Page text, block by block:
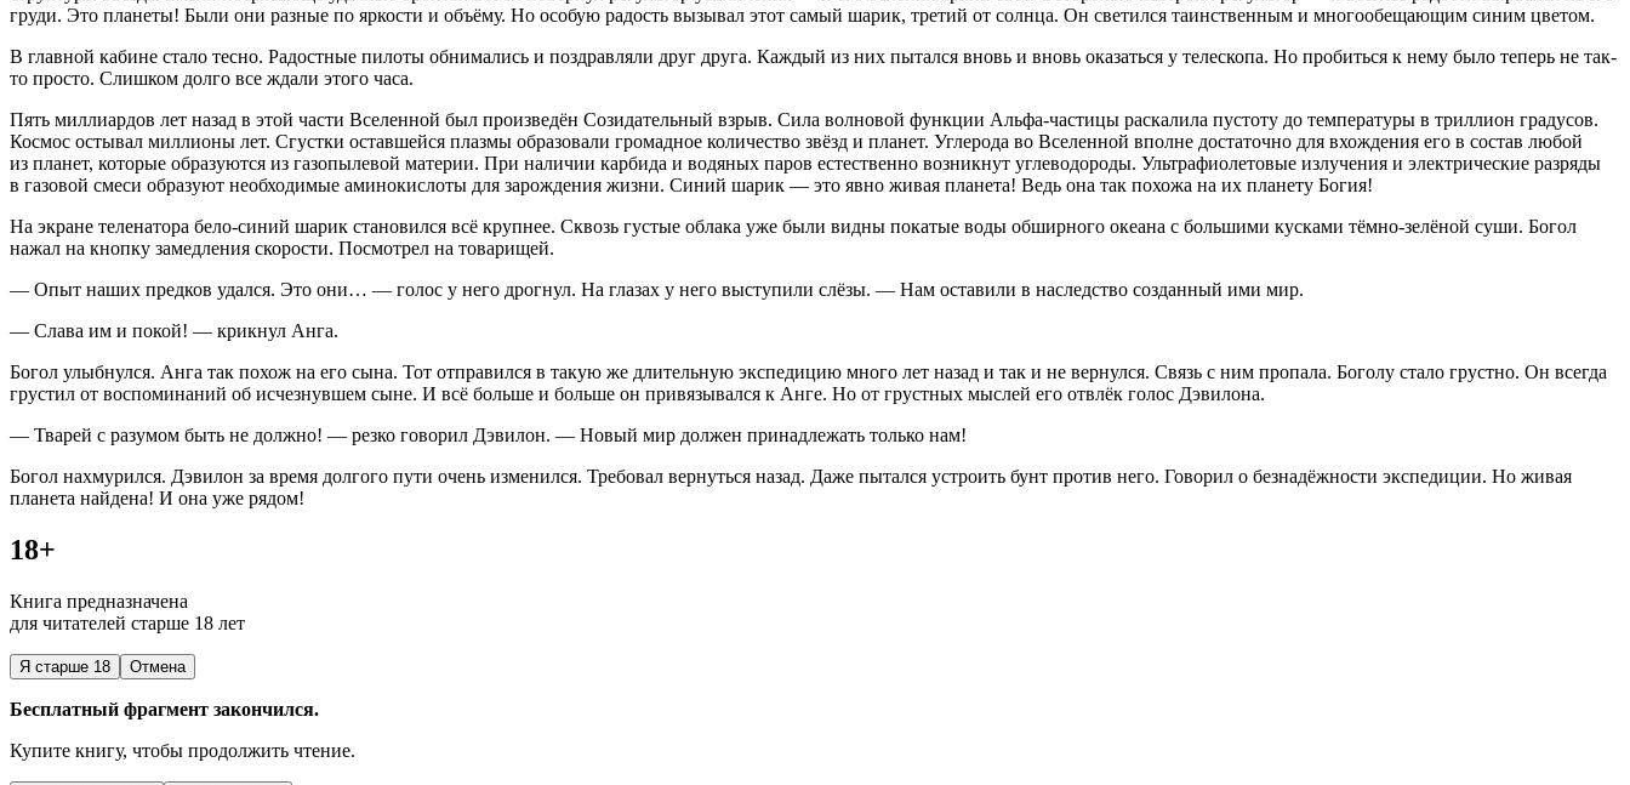
груди. Это планеты! Были они разные по яркости и объёму. Но особую радость вызывал этот самый шарик, третий от солнца. Он светился таинственным и многообещающим синим цветом.
В главной кабине стало тесно. Радостные пилоты обнимались и поздравляли друг друга. Каждый из них пытался вновь и вновь оказаться у телескопа. Но пробиться к нему было теперь не так-
то просто. Слишком долго все ждали этого часа.
Пять миллиардов лет назад в этой части Вселенной был произведён Созидательный взрыв. Сила волновой функции Альфа-частицы раскалила пустоту до температуры в триллион градусов.
Космос остывал миллионы лет. Сгустки оставшейся плазмы образовали громадное количество звёзд и планет. Углерода во Вселенной вполне достаточно для вхождения его в состав любой
из планет, которые образуются из газопылевой материи. При наличии карбида и водяных паров естественно возникнут углеводороды. Ультрафиолетовые излучения и электрические разряды
в газовой смеси образуют необходимые аминокислоты для зарождения жизни. Синий шарик — это явно живая планета! Ведь она так похожа на их планету Богия!
На экране теленатора бело-синий шарик становился всё крупнее. Сквозь густые облака уже были видны покатые воды обширного океана с большими кусками тёмно-зелёной суши. Богол
нажал на кнопку замедления скорости. Посмотрел на товарищей.
— Опыт наших предков удался. Это они… — голос у него дрогнул. На глазах у него выступили слёзы. — Нам оставили в наследство созданный ими мир.
— Слава им и покой! — крикнул Анга.
Богол улыбнулся. Анга так похож на его сына. Тот отправился в такую же длительную экспедицию много лет назад и так и не вернулся. Связь с ним пропала. Боголу стало грустно. Он всегда
грустил от воспоминаний об исчезнувшем сыне. И всё больше и больше он привязывался к Анге. Но от грустных мыслей его отвлёк голос Дэвилона.
— Тварей с разумом быть не должно! — резко говорил Дэвилон. — Новый мир должен принадлежать только нам!
Богол нахмурился. Дэвилон за время долгого пути очень изменился. Требовал вернуться назад. Даже пытался устроить бунт против него. Говорил о безнадёжности экспедиции. Но живая
планета найдена! И она уже рядом!
18+
Книга предназначена
для читателей старше 18 лет
Я старше 18 Отмена
Бесплатный фрагмент закончился.
Купите книгу, чтобы продолжить чтение.